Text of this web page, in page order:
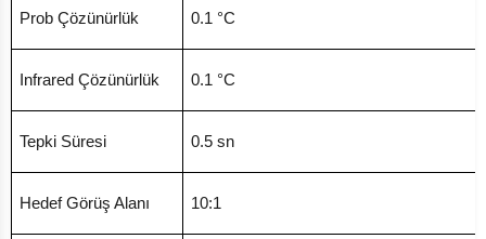
Prob Çözünürlük 0.1 °C
Infrared Çözünürlük 0.1 °C
Tepki Süresi 0.5 sn
Hedef Görüş Alanı 10:1